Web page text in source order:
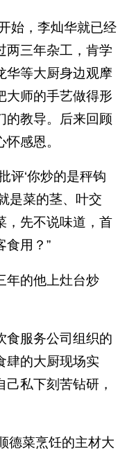
始，李灿华就已经
两三年杂工，肯学
华等大厨身边观摩
大师的手艺做得形
的教导。后来回顾
感恩。
评‘你炒的是秤钩
是菜的茎、叶交
，先不说味道，首
食用？”
年的他上灶台炒
食服务公司组织的
肆的大厨现场实
私下刻苦钻研，
德菜烹饪的主材大